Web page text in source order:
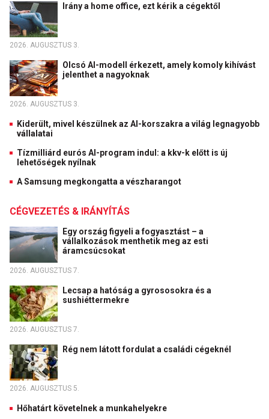
Irány a home office, ezt kérik a cégektől
2026. AUGUSZTUS 3.
Olcsó AI-modell érkezett, amely komoly kihívást
jelenthet a nagyoknak
2026. AUGUSZTUS 3.
Kiderült, mivel készülnek az AI-korszakra a világ legnagyobb
vállalatai
Tízmilliárd eurós AI-program indul: a kkv-k előtt is új
lehetőségek nyílnak
A Samsung megkongatta a vészharangot
CÉGVEZETÉS & IRÁNYÍTÁS
Egy ország figyeli a fogyasztást – a
vállalkozások menthetik meg az esti
áramcsúcsokat
2026. AUGUSZTUS 7.
Lecsap a hatóság a gyrososokra és a
sushiéttermekre
2026. AUGUSZTUS 7.
Rég nem látott fordulat a családi cégeknél
2026. AUGUSZTUS 5.
Hőhatárt követelnek a munkahelyekre